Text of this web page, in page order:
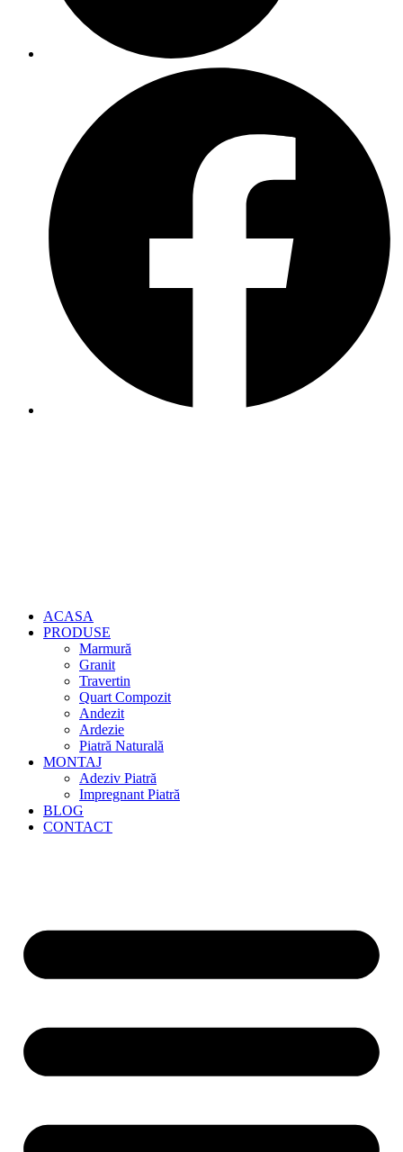
ACASA
PRODUSE
Marmură
Granit
Travertin
Quart Compozit
Andezit
Ardezie
Piatră Naturală
MONTAJ
Adeziv Piatră
Impregnant Piatră
BLOG
CONTACT